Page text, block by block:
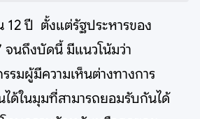
12 ปี ตั้งแต่รัฐประหารของ
จนถึงบัดนี้ มีแนวโน้มว่า
รมผู้มีความเห็นต่างทางการ
ได้ในมุมที่สามารถยอมรับกันได้